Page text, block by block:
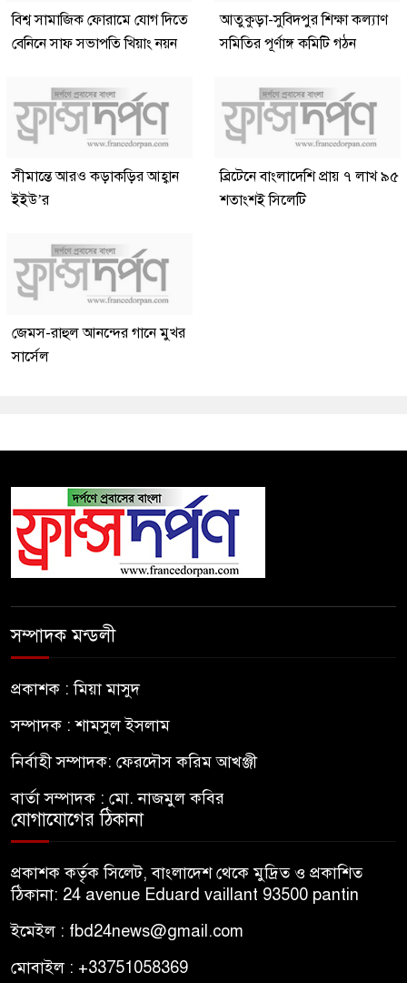
বিশ্ব সামাজিক ফোরামে যোগ দিতে
বেনিনে সাফ সভাপতি খিয়াং নয়ন
আতুকুড়া-সুবিদপুর শিক্ষা কল্যাণ
সমিতির পূর্ণাঙ্গ কমিটি গঠন
সীমান্তে আরও কড়াকড়ির আহ্বান
ইইউ’র
ব্রিটেনে বাংলাদেশি প্রায় ৭ লাখ ৯৫
শতাংশই সিলেটি
জেমস-রাহুল আনন্দের গানে মুখর
সার্সেল
সম্পাদক মন্ডলী
প্রকাশক : মিয়া মাসুদ
সম্পাদক : শামসুল ইসলাম
নির্বাহী সম্পাদক: ফেরদৌস করিম আখঞ্জী
বার্তা সম্পাদক : মো. নাজমুল কবির
যোগাযোগের ঠিকানা
প্রকাশক কর্তৃক সিলেট, বাংলাদেশ থেকে মুদ্রিত ও প্রকাশিত
ঠিকানা: 24 avenue Eduard vaillant 93500 pantin
ইমেইল : fbd24news@gmail.com
মোবাইল : +33751058369